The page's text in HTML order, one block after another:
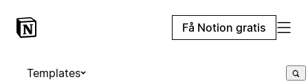
Få Notion gratis
Templates